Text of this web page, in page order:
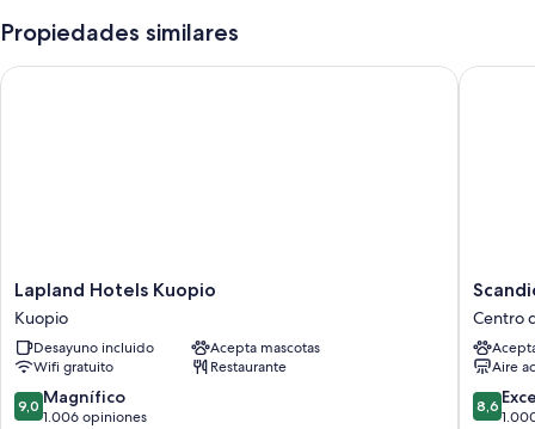
Propiedades similares
Lapland
Hotels
Kuopio
Kuopio
Lapland Hotels Kuopio
Kuopio
Desayuno incluido
Acepta mascotas
Wifi gratuito
Restaurante
9.0
de
9,0 Magnífico
1.006 opiniones
Lapland Hotels Kuopio
Scandic
Atlas
Centro
de
Kuopio
Centro
Aire
8.6
de
8,6
Scandic